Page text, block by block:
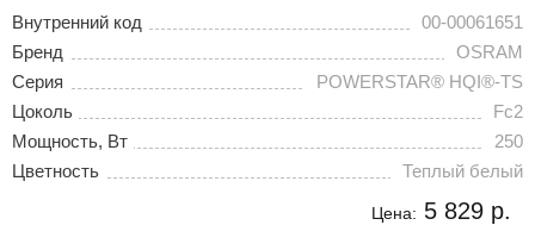
Внутренний код
00-00061651
Бренд
OSRAM
Серия
POWERSTAR® HQI®-TS
Цоколь
Fc2
Мощность, Вт
250
Цветность
Теплый белый
Цена: 5 829 р.